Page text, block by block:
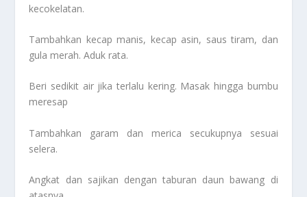
kecokelatan.
Tambahkan kecap manis, kecap asin, saus tiram, dan
gula merah. Aduk rata.
Beri sedikit air jika terlalu kering. Masak hingga bumbu
meresap
Tambahkan garam dan merica secukupnya sesuai
selera.
Angkat dan sajikan dengan taburan daun bawang di